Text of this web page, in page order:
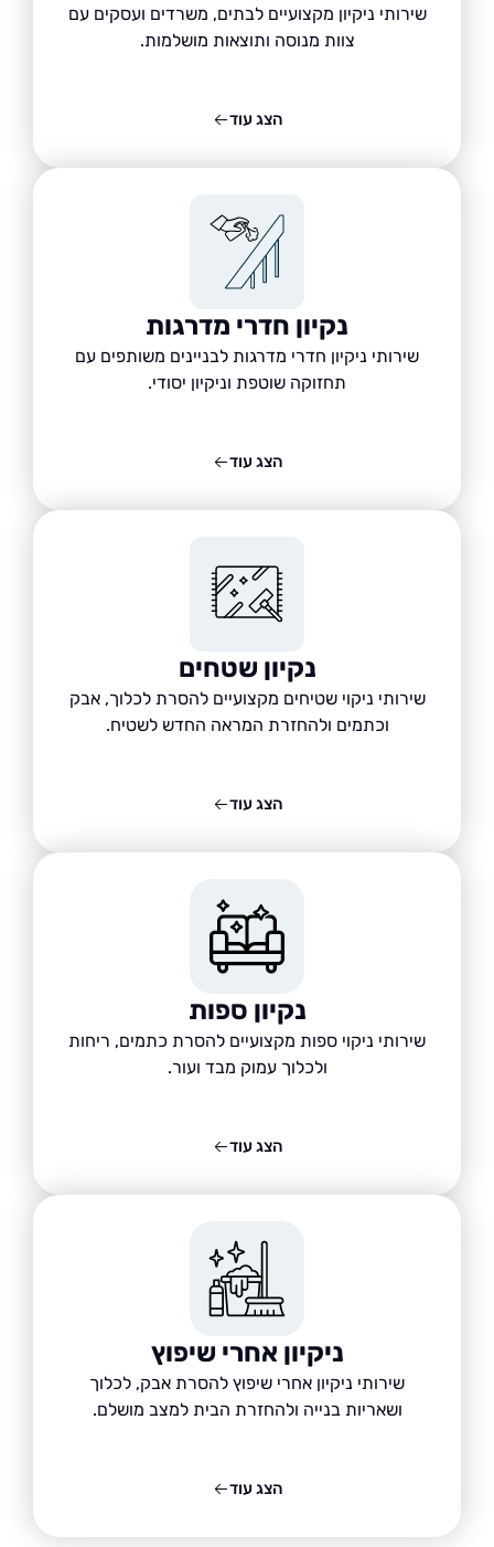
שירותי ניקיון מקצועיים לבתים, משרדים ועסקים עם
צוות מנוסה ותוצאות מושלמות.
נקיון חדרי מדרגות
שירותי ניקיון חדרי מדרגות לבניינים משותפים עם
תחזוקה שוטפת וניקיון יסודי.
נקיון שטחים
שירותי ניקוי שטיחים מקצועיים להסרת לכלוך, אבק
וכתמים ולהחזרת המראה החדש לשטיח.
נקיון ספות
שירותי ניקוי ספות מקצועיים להסרת כתמים, ריחות
ולכלוך עמוק מבד ועור.
ניקיון אחרי שיפוץ
שירותי ניקיון אחרי שיפוץ להסרת אבק, לכלוך
ושאריות בנייה ולהחזרת הבית למצב מושלם.